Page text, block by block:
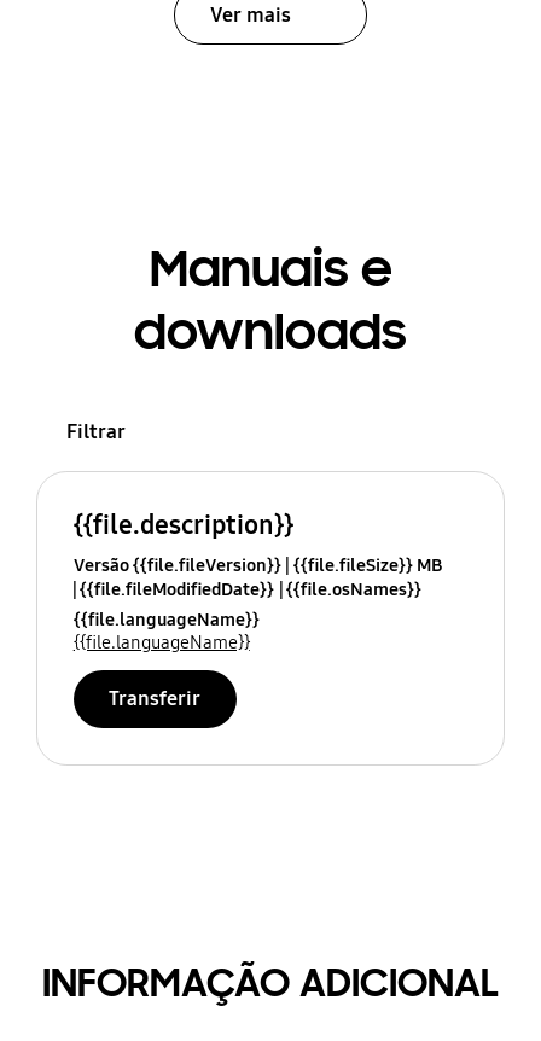
Ver mais
Manuais e
downloads
Filtrar
{{file.description}}
Versão {{file.fileVersion}} {{file.fileSize}} MB
{{file.fileModifiedDate}} {{file.osNames}}
{{file.languageName}}
{{file.languageName}}
Transferir
INFORMAÇÃO ADICIONAL